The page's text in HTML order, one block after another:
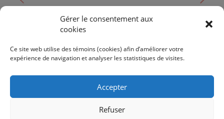
Gérer le consentement aux
cookies
Ce site web utilise des témoins (cookies) afin d’améliorer votre
expérience de navigation et analyser les statistiques de visites.
Accepter
Refuser
180$ 171$